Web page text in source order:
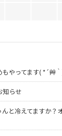
やってます( *´艸
知らせ
と冷えてますか？